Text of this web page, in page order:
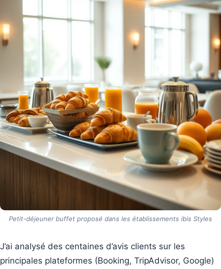
Petit-déjeuner buffet proposé dans les établissements ibis Styles
J’ai analysé des centaines d’avis clients sur les
principales plateformes (Booking, TripAdvisor, Google)